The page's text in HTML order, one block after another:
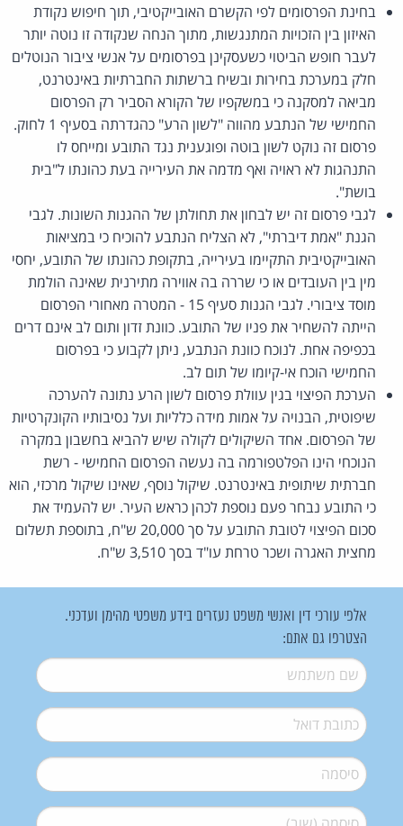
בחינת הפרסומים לפי הקשרם האובייקטיבי, תוך חיפוש נקודת
האיזון בין הזכויות המתנגשות, מתוך הנחה שנקודה זו נוטה יותר
לעבר חופש הביטוי כשעסקינן בפרסומים על אנשי ציבור הנוטלים
חלק במערכת בחירות ובשיח ברשתות החברתיות באינטרנט,
מביאה למסקנה כי במשקפיו של הקורא הסביר רק הפרסום
החמישי של הנתבע מהווה "לשון הרע" כהגדרתה בסעיף 1 לחוק.
פרסום זה נוקט לשון בוטה ופוגענית נגד התובע ומייחס לו
התנהגות לא ראויה ואף מדמה את העירייה בעת כהונתו ל"בית
בושת".
לגבי פרסום זה יש לבחון את תחולתן של ההגנות השונות. לגבי
הגנת "אמת דיברתי", לא הצליח הנתבע להוכיח כי במציאות
האובייקטיבית התקיימו בעירייה, בתקופת כהונתו של התובע, יחסי
מין בין העובדים או כי שררה בה אווירה מתירנית שאינה הולמת
מוסד ציבורי. לגבי הגנות סעיף 15 - המטרה מאחורי הפרסום
הייתה להשחיר את פניו של התובע. כוונת זדון ותום לב אינם דרים
בכפיפה אחת. לנוכח כוונת הנתבע, ניתן לקבוע כי בפרסום
החמישי הוכח אי-קיומו של תום לב.
הערכת הפיצוי בגין עוולת פרסום לשון הרע נתונה להערכה
שיפוטית, הבנויה על אמות מידה כלליות ועל נסיבותיו הקונקרטיות
של הפרסום. אחד השיקולים לקולה שיש להביא בחשבון במקרה
הנוכחי הינו הפלטפורמה בה נעשה הפרסום החמישי - רשת
חברתית שיתופית באינטרנט. שיקול נוסף, שאינו שיקול מרכזי, הוא
כי התובע נבחר פעם נוספת לכהן כראש העיר. יש להעמיד את
סכום הפיצוי לטובת התובע על סך 20,000 ש"ח, בתוספת תשלום
מחצית האגרה ושכר טרחת עו"ד בסך 3,510 ש"ח.
אלפי עורכי דין ואנשי משפט נעזרים בידע משפטי מהימן ועדכני.
הצטרפו גם אתם:
שם משתמש*
דואל*
סיסמה*
סיסמה (שוב)*